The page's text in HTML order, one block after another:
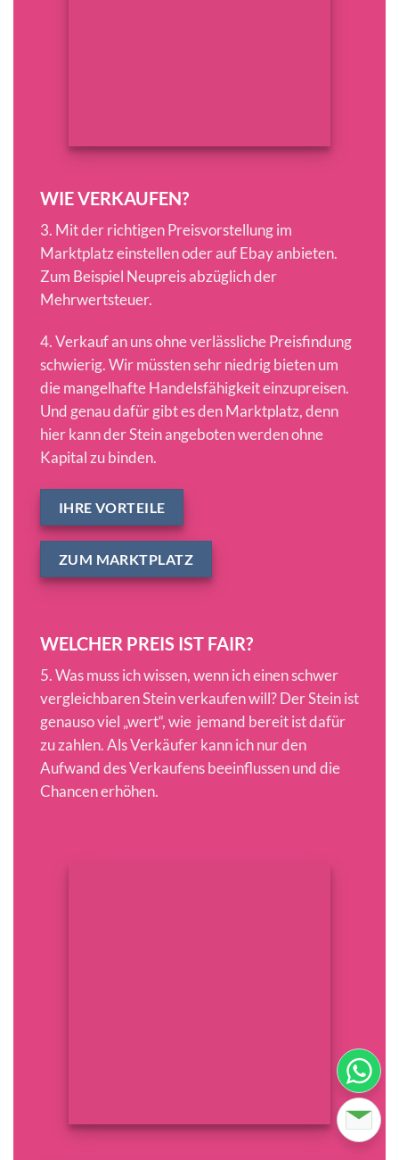
WIE VERKAUFEN?
3. Mit der richtigen Preisvorstellung im
Marktplatz einstellen oder auf Ebay anbieten.
Zum Beispiel Neupreis abzüglich der
Mehrwertsteuer.
4. Verkauf an uns ohne verlässliche Preisfindung
schwierig. Wir müssten sehr niedrig bieten um
die mangelhafte Handelsfähigkeit einzupreisen.
Und genau dafür gibt es den Marktplatz, denn
hier kann der Stein angeboten werden ohne
Kapital zu binden.
IHRE VORTEILE
ZUM MARKTPLATZ
WELCHER PREIS IST FAIR?
5. Was muss ich wissen, wenn ich einen schwer
vergleichbaren Stein verkaufen will? Der Stein ist
genauso viel „wert“, wie jemand bereit ist dafür
zu zahlen. Als Verkäufer kann ich nur den
Aufwand des Verkaufens beeinflussen und die
Chancen erhöhen.